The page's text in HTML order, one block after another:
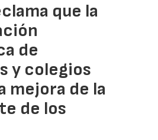
que la
de
y colegios
mejora de la
de los